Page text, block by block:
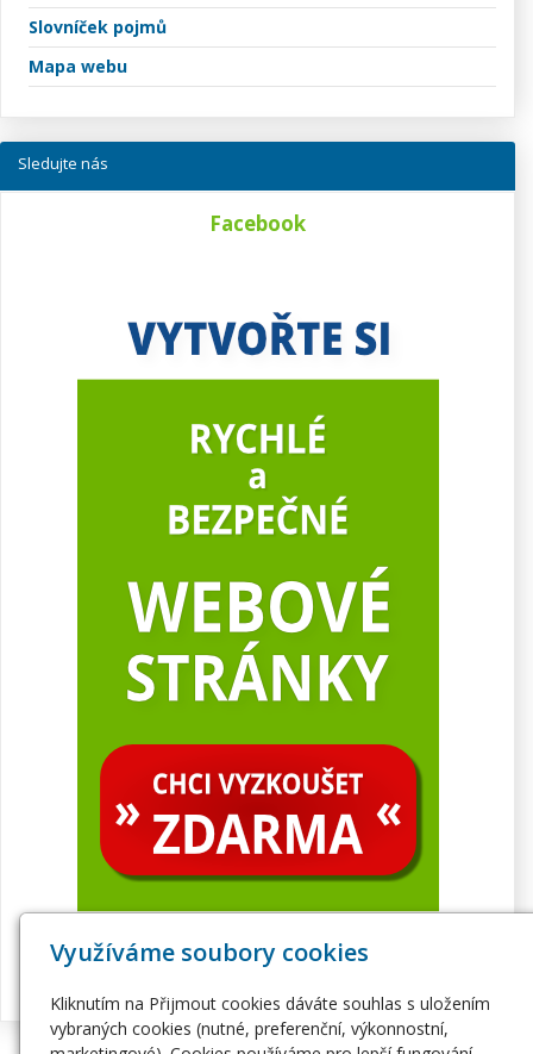
Slovníček pojmů
Mapa webu
Sledujte nás
Facebook
Využíváme soubory cookies
Kliknutím na Přijmout cookies dáváte souhlas s uložením
vybraných cookies (nutné, preferenční, výkonnostní,